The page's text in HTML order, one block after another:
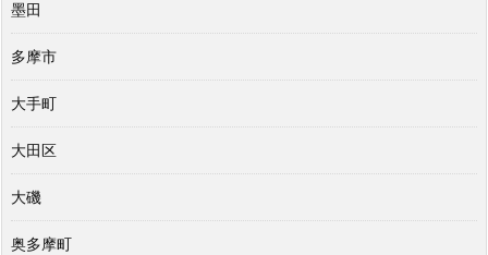
墨田
多摩市
大手町
大田区
大磯
奥多摩町